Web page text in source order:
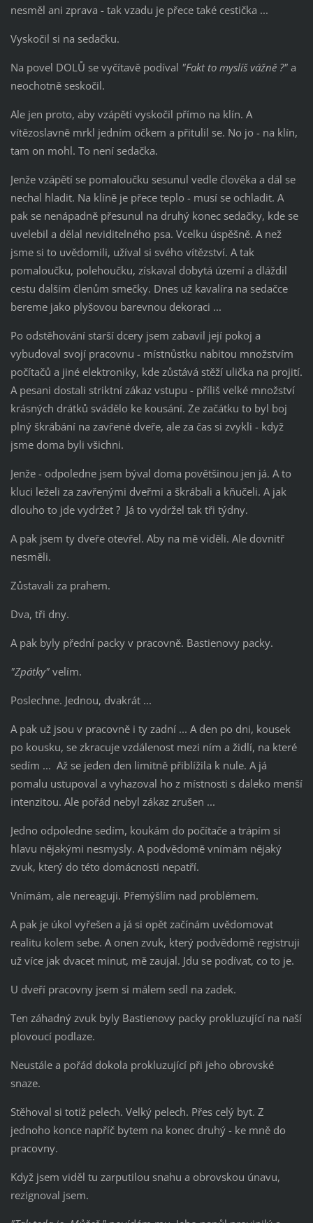
nesměl ani zprava - tak vzadu je přece také cestička ...
Vyskočil si na sedačku.
Na povel DOLŮ se vyčítavě podíval "Fakt to myslíš vážně ?"a
neochotně seskočil.
Ale jen proto, aby vzápětí vyskočil přímo na klín. A
vítězoslavně mrkl jedním očkem a přitulil se. No jo - na klín,
tam on mohl. To není sedačka.
Jenže vzápětí se pomaloučku sesunul vedle člověka a dál se
nechal hladit. Na klíně je přece teplo - musí se ochladit. A
pak se nenápadně přesunul na druhý konec sedačky, kde se
uvelebil a dělal neviditelného psa. Vcelku úspěšně. A než
jsme si to uvědomili, užíval si svého vítězství. A tak
pomaloučku, polehoučku, získaval dobytá území a dláždil
cestu dalším členům smečky. Dnes už kavalíra na sedačce
bereme jako plyšovou barevnou dekoraci ...
Po odstěhování starší dcery jsem zabavil její pokoj a
vybudoval svojí pracovnu - místnůstku nabitou množstvím
počítačů a jiné elektroniky, kde zůstává stěží ulička na projití.
A pesani dostali striktní zákaz vstupu - příliš velké množství
krásných drátků svádělo ke kousání. Ze začátku to byl boj
plný škrábání na zavřené dveře, ale za čas si zvykli - když
jsme doma byli všichni.
Jenže - odpoledne jsem býval doma povětšinou jen já. A to
kluci leželi za zavřenými dveřmi a škrábali a kňučeli. A jak
dlouho to jde vydržet ? Já to vydržel tak tři týdny.
A pak jsem ty dveře otevřel. Aby na mě viděli. Ale dovnitř
nesměli.
Zůstavali za prahem.
Dva, tři dny.
A pak byly přední packy v pracovně. Bastienovy packy.
"Zpátky"velím.
Poslechne. Jednou, dvakrát ...
A pak už jsou v pracovně i ty zadní ... A den po dni, kousek
po kousku, se zkracuje vzdálenost mezi ním a židlí, na které
sedím ... Až se jeden den limitně přiblížila k nule. A já
pomalu ustupoval a vyhazoval ho z místnosti s daleko menší
intenzitou. Ale pořád nebyl zákaz zrušen ...
Jedno odpoledne sedím, koukám do počítače a trápím si
hlavu nějakými nesmysly. A podvědomě vnímám nějaký
zvuk, který do této domácnosti nepatří.
Vnímám, ale nereaguji. Přemýšlím nad problémem.
A pak je úkol vyřešen a já si opět začínám uvědomovat
realitu kolem sebe. A onen zvuk, který podvědomě registruji
už více jak dvacet minut, mě zaujal. Jdu se podívat, co to je.
U dveří pracovny jsem si málem sedl na zadek.
Ten záhadný zvuk byly Bastienovy packy prokluzující na naší
plovoucí podlaze.
Neustále a pořád dokola prokluzující při jeho obrovské
snaze.
Stěhoval si totiž pelech. Velký pelech. Přes celý byt. Z
jednoho konce napříč bytem na konec druhý - ke mně do
pracovny.
Když jsem viděl tu zarputilou snahu a obrovskou únavu,
rezignoval jsem.